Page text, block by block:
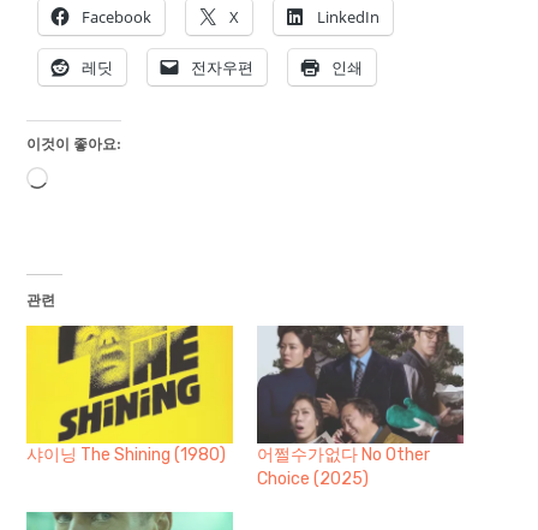
Facebook X LinkedIn
레딧 전자우편 인쇄
이것이 좋아요:
로
관련
샤이닝 The Shining (1980)
어쩔수가없다 No Other
Choice (2025)